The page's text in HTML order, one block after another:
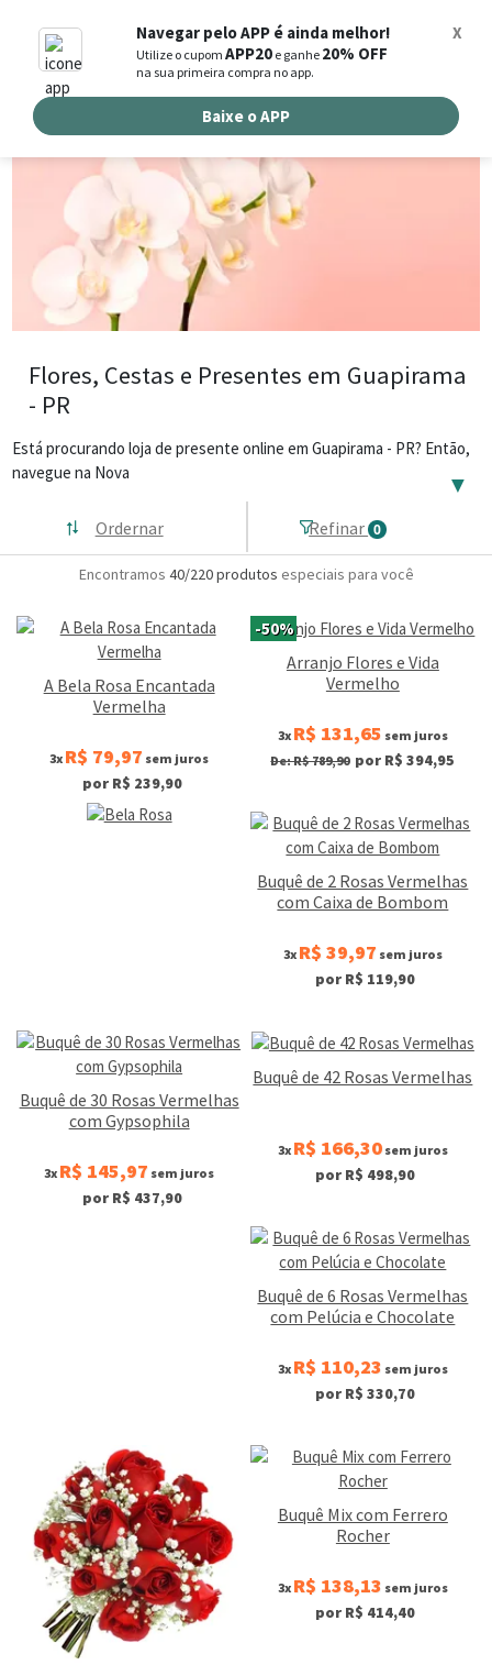
Navegar pelo APP é ainda melhor!
Utilize o cupomAPP20 e ganhe 20% OFF
na sua primeira compra no app.
X
Baixe o APP
Busca de produtos
Buscar por endereço de entrega
Flores, Cestas e Presentes em Guapirama
- PR
Está procurando loja de presente online em Guapirama - PR? Então,
navegue na Nova
▼
Refinar 0
Ordernar
Encontramos 40/220produtos especiais para você
A Bela Rosa Encantada
Vermelha
3x R$ 79,97 sem juros
por R$ 239,90
-50%
Arranjo Flores e Vida
Vermelho
3x R$ 131,65 sem juros
De: R$ 789,90 por R$ 394,95
Buquê de 2 Rosas Vermelhas
com Caixa de Bombom
3x R$ 39,97 sem juros
por R$ 119,90
Buquê de 30 Rosas Vermelhas
com Gypsophila
3x R$ 145,97 sem juros
por R$ 437,90
Buquê de 42 Rosas Vermelhas
3x R$ 166,30sem juros
por R$ 498,90
Buquê de 6 Rosas Vermelhas
com Pelúcia e Chocolate
3x R$ 110,23 sem juros
por R$ 330,70
Buquê Mix com Ferrero
Rocher
3x R$ 138,13 sem juros
por R$ 414,40